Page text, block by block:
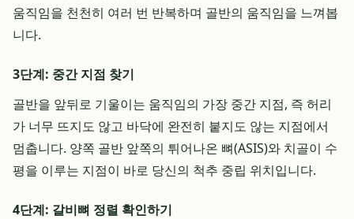
움직임을 천천히 여러 번 반복하며 골반의 움직임을 느껴봅
니다.
3단계: 중간 지점 찾기
골반을 앞뒤로 기울이는 움직임의 가장 중간 지점, 즉 허리
가 너무 뜨지도 않고 바닥에 완전히 붙지도 않는 지점에서
멈춥니다. 양쪽 골반 앞쪽의 튀어나온 뼈(ASIS)와 치골이 수
평을 이루는 지점이 바로 당신의 척추 중립 위치입니다.
4단계: 갈비뼈 정렬 확인하기